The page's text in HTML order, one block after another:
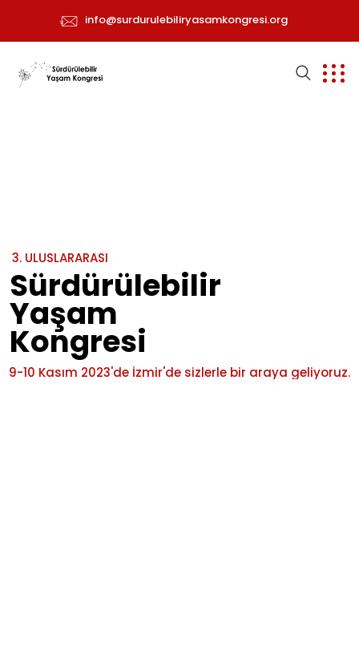
info@surdurulebiliryasamkongresi.org
Sürdürülebilir
Yaşam
Kongresi
9-10 Kasım 2023'de İzmir'de sizlerle bir araya geliyoruz.
3. ULUSLARARASI